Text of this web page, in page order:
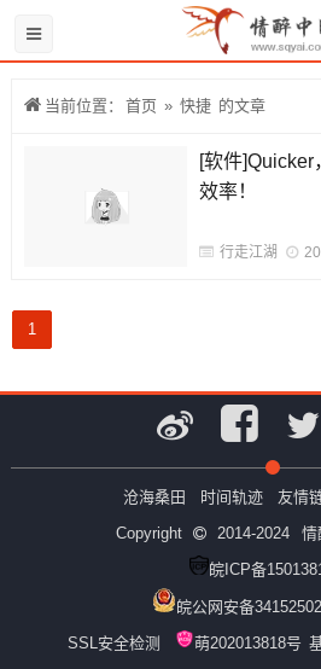
当前位置： 首页 » 快捷 的文章
[软件
效率！
行走江湖
1
沧海桑田 时间轨迹 友情
Copyright
2014-2024
情
皖ICP备
皖公网安备
SSL安全检测
萌202013818号